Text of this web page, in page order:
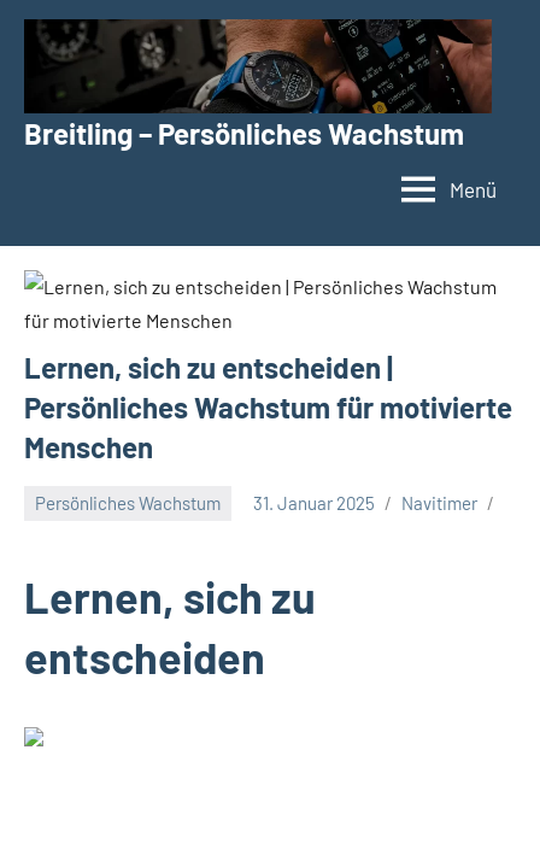
Zum
Inhalt
Breitling – Persönliches Wachstum
Menü
Lernen, sich zu entscheiden |
Persönliches Wachstum für motivierte
Menschen
Persönliches Wachstum 31. Januar 2025 Navitimer
Lernen, sich zu
entscheiden